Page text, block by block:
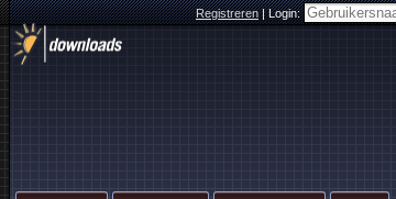
Registreren|Login: